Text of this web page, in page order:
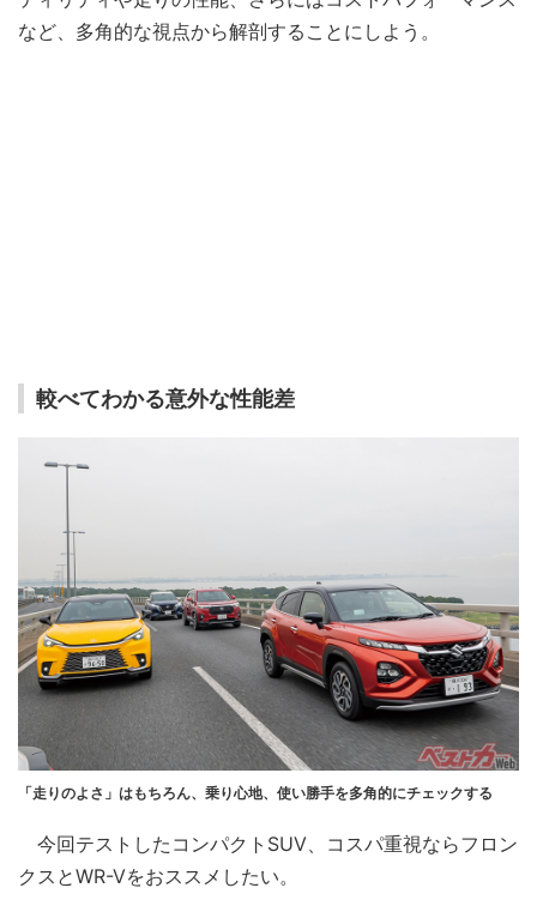
など、多角的な視点から解剖することにしよう。
較べてわかる意外な性能差
「走りのよさ」はもちろん、乗り心地、使い勝手を多角的にチェックする
今回テストしたコンパクトSUV、コスパ重視ならフロン
クスとWR-Vをおススメしたい。